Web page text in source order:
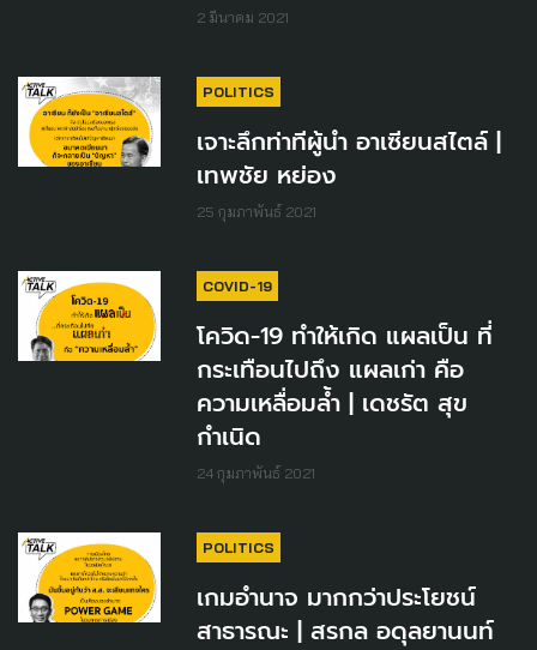
2 มีนาคม 2021
POLITICS
เจาะลึกท่าทีผู้นำ อาเซียนสไตล์ |
เทพชัย หย่อง
25 กุมภาพันธ์ 2021
COVID-19
โควิด-19 ทำให้เกิด แผลเป็น ที่
กระเทือนไปถึง แผลเก่า คือ
ความเหลื่อมล้ำ | เดชรัต สุข
กำเนิด
24 กุมภาพันธ์ 2021
POLITICS
เกมอำนาจ มากกว่าประโยชน์
สาธารณะ | สรกล อดุลยานนท์